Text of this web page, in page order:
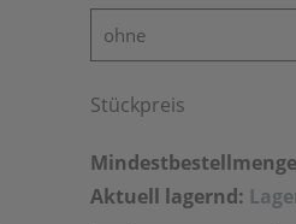
ohne
Stückpreis
Aktuell lagernd: